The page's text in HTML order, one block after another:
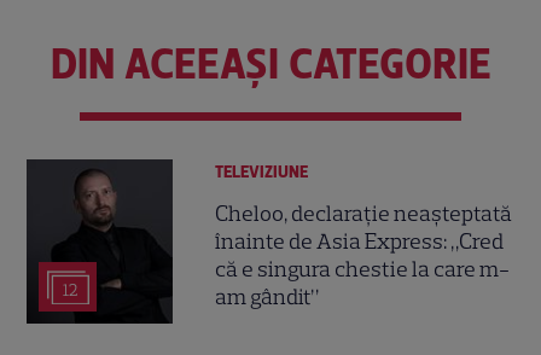
DIN ACEEAȘI CATEGORIE
12
TELEVIZIUNE
Cheloo, declarație neașteptată
înainte de Asia Express: „Cred
că e singura chestie la care m-
am gândit”